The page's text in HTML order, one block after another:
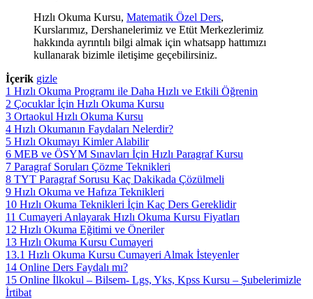
Hızlı Okuma Kursu, Matematik Özel Ders,
Kurslarımız, Dershanelerimiz ve Etüt Merkezlerimiz
hakkında ayrıntılı bilgi almak için whatsapp hattımızı
kullanarak bizimle iletişime geçebilirsiniz.
İçerik gizle
1 Hızlı Okuma Programı ile Daha Hızlı ve Etkili Öğrenin
2 Çocuklar İçin Hızlı Okuma Kursu
3 Ortaokul Hızlı Okuma Kursu
4 Hızlı Okumanın Faydaları Nelerdir?
5 Hızlı Okumayı Kimler Alabilir
6 MEB ve ÖSYM Sınavları İçin Hızlı Paragraf Kursu
7 Paragraf Soruları Çözme Teknikleri
8 TYT Paragraf Sorusu Kaç Dakikada Çözülmeli
9 Hızlı Okuma ve Hafıza Teknikleri
10 Hızlı Okuma Teknikleri İçin Kaç Ders Gereklidir
11 Cumayeri Anlayarak Hızlı Okuma Kursu Fiyatları
12 Hızlı Okuma Eğitimi ve Öneriler
13 Hızlı Okuma Kursu Cumayeri
13.1 Hızlı Okuma Kursu Cumayeri Almak İsteyenler
14 Online Ders Faydalı mı?
15 Online İlkokul – Bilsem- Lgs, Yks, Kpss Kursu – Şubelerimizle
İrtibat